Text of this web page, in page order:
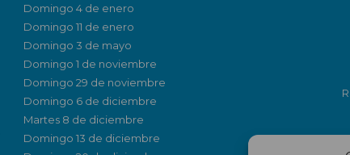
Domingo 4 de enero
Domingo 11 de enero
Domingo 3 de mayo
Domingo 1 de noviembre
Domingo 29 de noviembre
Domingo 6 de diciembre
Martes 8 de diciembre
Domingo 13 de diciembre